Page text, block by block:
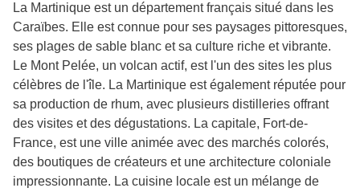
La Martinique est un département français situé dans les
Caraïbes. Elle est connue pour ses paysages pittoresques,
ses plages de sable blanc et sa culture riche et vibrante.
Le Mont Pelée, un volcan actif, est l'un des sites les plus
célèbres de l'île. La Martinique est également réputée pour
sa production de rhum, avec plusieurs distilleries offrant
des visites et des dégustations. La capitale, Fort-de-
France, est une ville animée avec des marchés colorés,
des boutiques de créateurs et une architecture coloniale
impressionnante. La cuisine locale est un mélange de